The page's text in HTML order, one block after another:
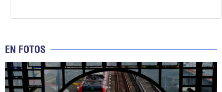
EN FOTOS